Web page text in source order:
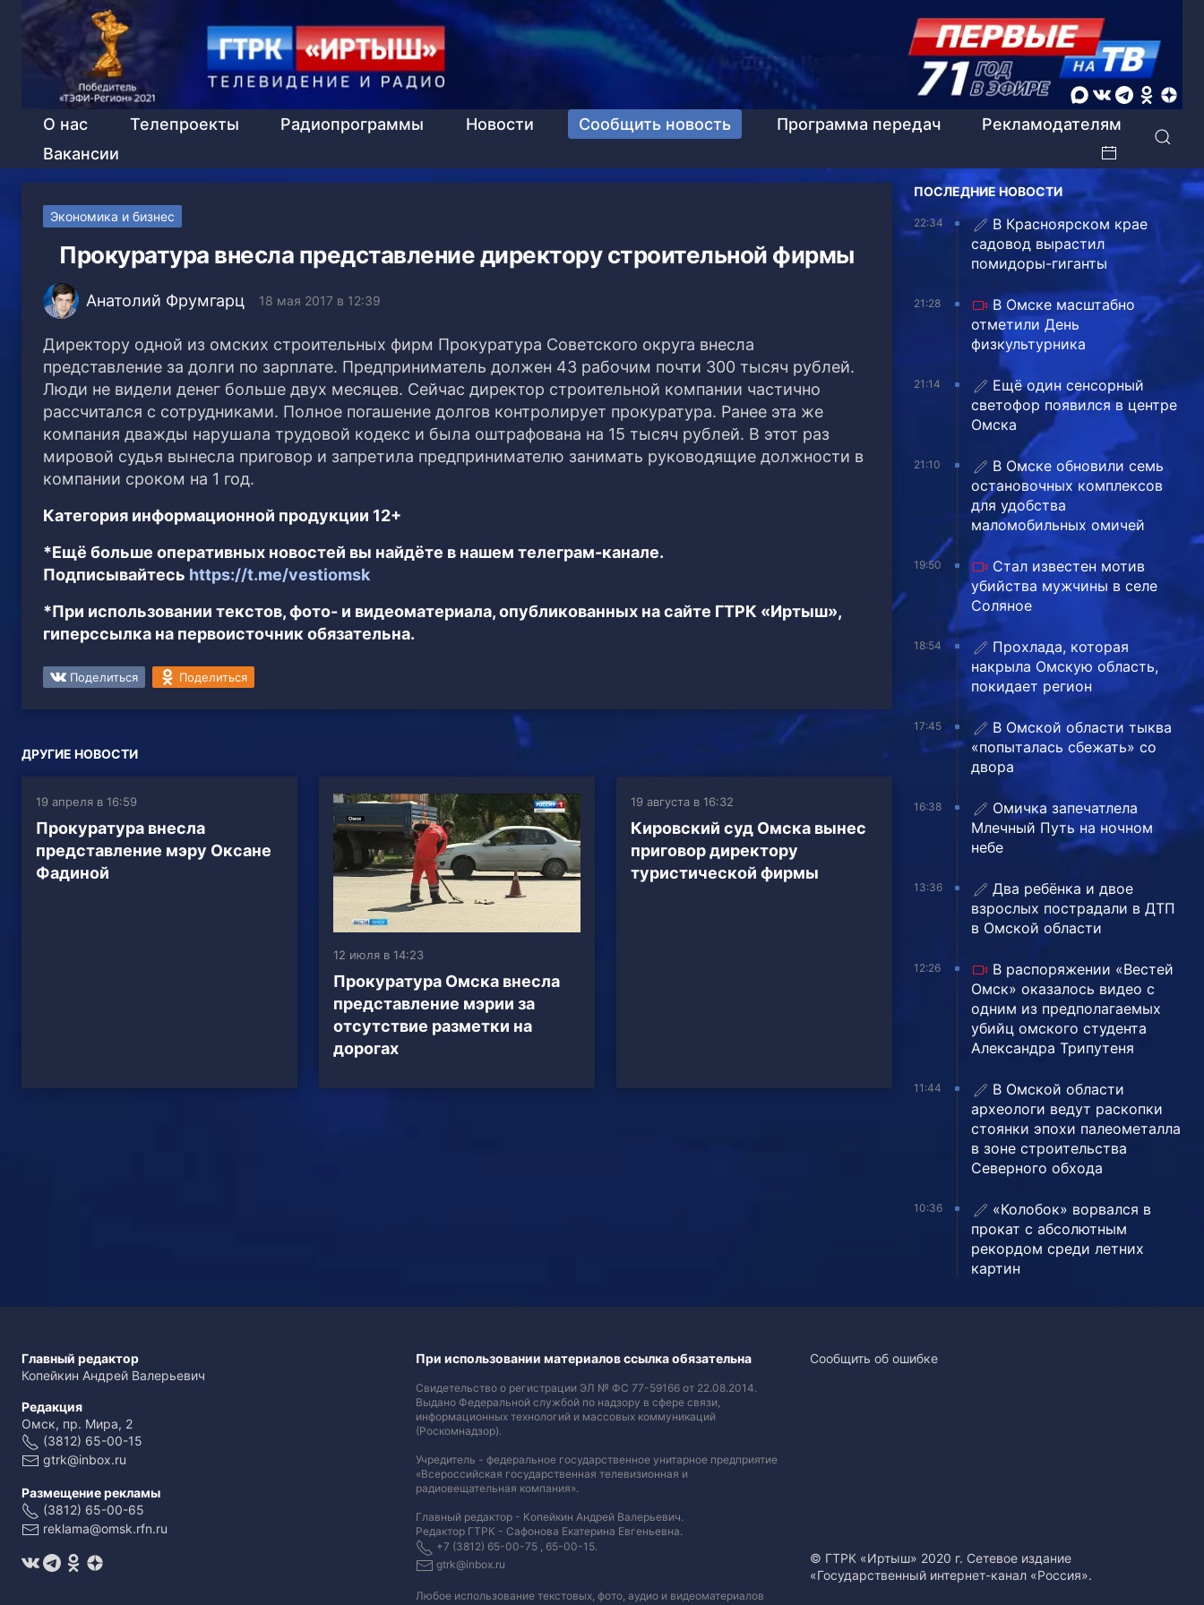
О нас Телепроекты Радиопрограммы Новости Сообщить новость Программа передач
Рекламодателям
Вакансии
Экономика и бизнес
Прокуратура внесла представление директору строительной фирмы
Анатолий Фрумгарц 18 мая 2017 в 12:39
Директору одной из омских строительных фирм Прокуратура Советского округа внесла
представление за долги по зарплате. Предприниматель должен 43 рабочим почти 300 тысяч рублей.
Люди не видели денег больше двух месяцев. Сейчас директор строительной компании частично
рассчитался с сотрудниками. Полное погашение долгов контролирует прокуратура. Ранее эта же
компания дважды нарушала трудовой кодекс и была оштрафована на 15 тысяч рублей. В этот раз
мировой судья вынесла приговор и запретила предпринимателю занимать руководящие должности в
компании сроком на 1 год.
Категория информационной продукции 12+
*Ещё больше оперативных новостей вы найдёте в нашем телеграм-канале.
Подписывайтесь https://t.me/vestiomsk
*При использовании текстов, фото- и видеоматериала, опубликованных на сайте ГТРК «Иртыш»,
гиперссылка на первоисточник обязательна.
Поделиться Поделиться
ДРУГИЕ НОВОСТИ
19 апреля в 16:59
Прокуратура внесла
представление мэру Оксане
Фадиной
12 июля в 14:23
Прокуратура Омска внесла
представление мэрии за
отсутствие разметки на
дорогах
19 августа в 16:32
Кировский суд Омска вынес
приговор директору
туристической фирмы
ПОСЛЕДНИЕ НОВОСТИ
22:34
В Красноярском крае
садовод вырастил
помидоры-гиганты
21:28
В Омске масштабно
отметили День
физкультурника
21:14
Ещё один сенсорный
светофор появился в центре
Омска
21:10
В Омске обновили семь
остановочных комплексов
для удобства
маломобильных омичей
19:50
Стал известен мотив
убийства мужчины в селе
Соляное
18:54
Прохлада, которая
накрыла Омскую область,
покидает регион
17:45
В Омской области тыква
«попыталась сбежать» со
двора
16:38
Омичка запечатлела
Млечный Путь на ночном
небе
13:36
Два ребёнка и двое
взрослых пострадали в ДТП
в Омской области
12:26
В распоряжении «Вестей
Омск» оказалось видео с
одним из предполагаемых
убийц омского студента
Александра Трипутеня
11:44
В Омской области
археологи ведут раскопки
стоянки эпохи палеометалла
в зоне строительства
Северного обхода
10:36
«Колобок» ворвался в
прокат с абсолютным
рекордом среди летних
картин
Главный редактор
Копейкин Андрей Валерьевич
Редакция
Омск, пр. Мира, 2
(3812) 65-00-15
gtrk@inbox.ru
Размещение рекламы
(3812) 65-00-65
reklama@omsk.rfn.ru
При использовании материалов ссылка обязательна
Свидетельство о регистрации ЭЛ № ФС 77-59166 от 22.08.2014.
Выдано Федеральной службой по надзору в сфере связи,
информационных технологий и массовых коммуникаций
(Роскомнадзор).
Учредитель - федеральное государственное унитарное предприятие
«Всероссийская государственная телевизионная и
радиовещательная компания».
Главный редактор - Копейкин Андрей Валерьевич.
Редактор ГТРК - Сафонова Екатерина Евгеньевна.
+7 (3812) 65-00-75 , 65-00-15.
gtrk@inbox.ru
Любое использование текстовых, фото, аудио и видеоматериалов
Сообщить об ошибке
© ГТРК «Иртыш» 2020 г. Сетевое издание
«Государственный интернет-канал «Россия».